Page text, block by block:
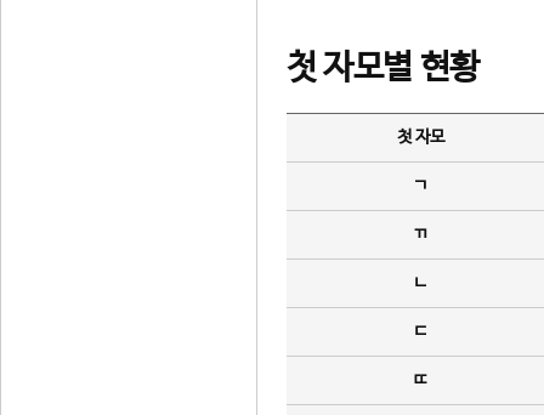
첫 자모별 현황
첫 자모
ㄱ
ㄲ
ㄴ
ㄷ
ㄸ